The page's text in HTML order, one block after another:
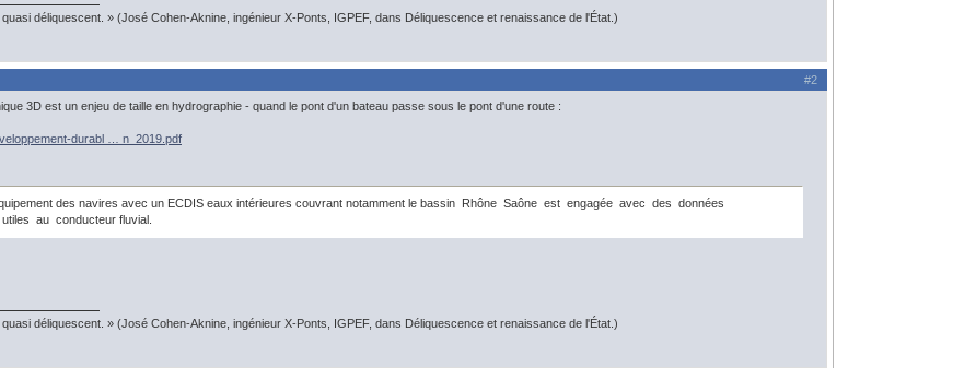
déliquescent. » (José Cohen-Aknine, ingénieur X-Ponts, IGPEF, dans Déliquescence et renaissance de l'État.)
#2
3D est un enjeu de taille en hydrographie - quand le pont d'un bateau passe sous le pont d'une route :
durabl … n_2019.pdf
des navires avec un ECDIS eaux intérieures couvrant notamment le bassin Rhône Saône est engagée avec des données
au conducteur fluvial.
déliquescent. » (José Cohen-Aknine, ingénieur X-Ponts, IGPEF, dans Déliquescence et renaissance de l'État.)